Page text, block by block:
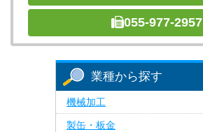
055-977-2957
業種から探す
機械加工
製缶・板金